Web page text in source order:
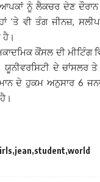
ਨੂੰ ਲੈਕਚਰ ਦੇਣ ਦੌਰਾਨ
‘ਤੇ ਵੀ ਤੰਗ ਜੀਨਜ਼,
ਕੌਂਸਲ ਦੀ ਮੀਟਿੰਗ
ਦੇ ਚਾਂਸਲਰ
ਦੇ ਹੁਕਮ ਅਨੁਸਾਰ 6
jean student world